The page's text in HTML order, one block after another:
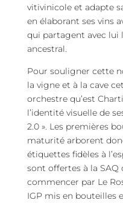
vitivinicole et adapte
en élaborant ses vins
qui partagent avec lui
ancestral.
Pour souligner cette
la vigne et à la cave
orchestre qu’est
l’identité visuelle de
2.0 ». Les premières
maturité arborent
étiquettes fidèles à
sont offertes à la SAQ
commencer par Le
IGP mis en bouteilles